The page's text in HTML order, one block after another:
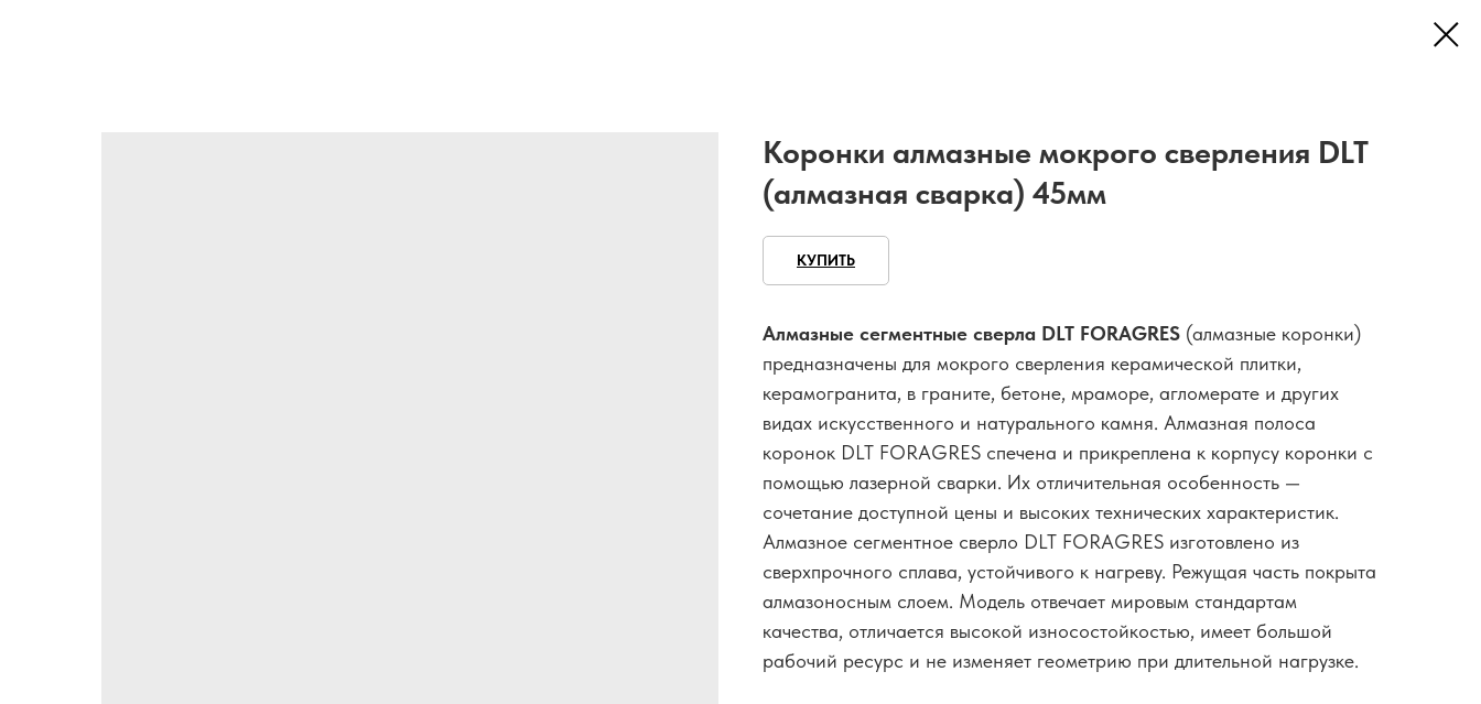
Коронки алмазные мокрого сверления DLT
(алмазная сварка) 45мм
КУПИТЬ
Алмазные сегментные сверла DLT FORAGRES (алмазные коронки)
предназначены для мокрого сверления керамической плитки,
керамогранита, в граните, бетоне, мраморе, агломерате и других
видах искусственного и натурального камня. Алмазная полоса
коронок DLT FORAGRES спечена и прикреплена к корпусу коронки с
помощью лазерной сварки. Их отличительная особенность —
сочетание доступной цены и высоких технических характеристик.
Алмазное сегментное сверло DLT FORAGRES изготовлено из
сверхпрочного сплава, устойчивого к нагреву. Режущая часть покрыта
алмазоносным слоем. Модель отвечает мировым стандартам
качества, отличается высокой износостойкостью, имеет большой
рабочий ресурс и не изменяет геометрию при длительной нагрузке.